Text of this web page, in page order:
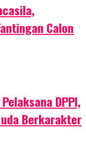
Calon
DPPI,
Berkarakter